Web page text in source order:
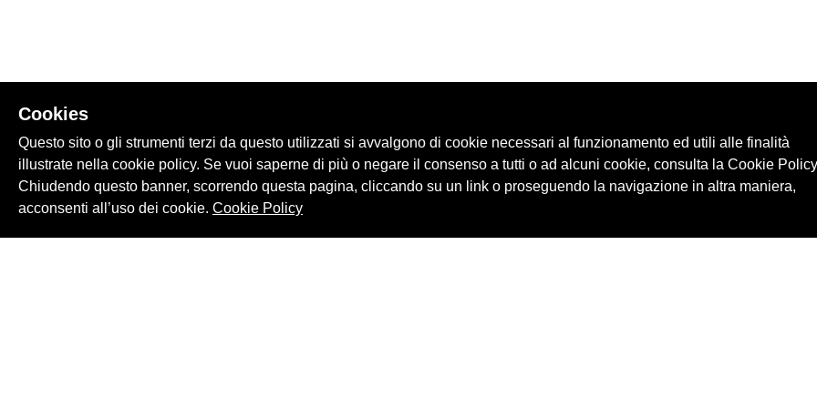
Cookies
Questo sito o gli strumenti terzi da questo utilizzati si avvalgono di cookie necessari al funzionamento ed utili alle finalità
illustrate nella cookie policy. Se vuoi saperne di più o negare il consenso a tutti o ad alcuni cookie, consulta la Cookie
Chiudendo questo banner, scorrendo questa pagina, cliccando su un link o proseguendo la navigazione in altra maniera,
acconsenti all’uso dei cookie. Cookie Policy